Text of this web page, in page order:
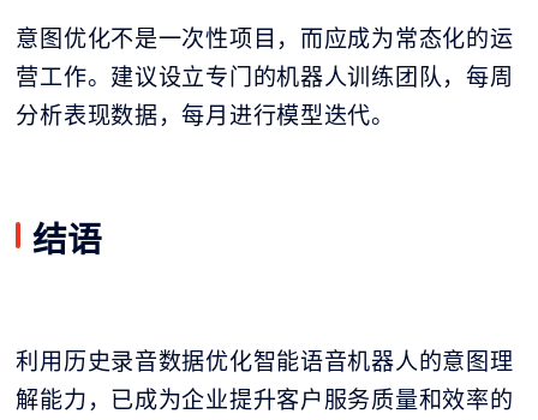
意图优化不是一次性项目，而应成为常态化的运
营工作。建议设立专门的机器人训练团队，每周
分析表现数据，每月进行模型迭代。
结语
利用历史录音数据优化智能语音机器人的意图理
解能力，已成为企业提升客户服务质量和效率的